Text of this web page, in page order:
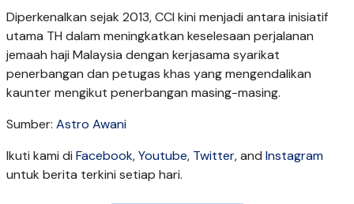
Diperkenalkan sejak 2013, CCI kini menjadi antara inisiatif
utama TH dalam meningkatkan keselesaan perjalanan
jemaah haji Malaysia dengan kerjasama syarikat
penerbangan dan petugas khas yang mengendalikan
kaunter mengikut penerbangan masing-masing.
Sumber: Astro Awani
Ikuti kami di Facebook,Youtube, Twitter, and Instagram
untuk berita terkini setiap hari.